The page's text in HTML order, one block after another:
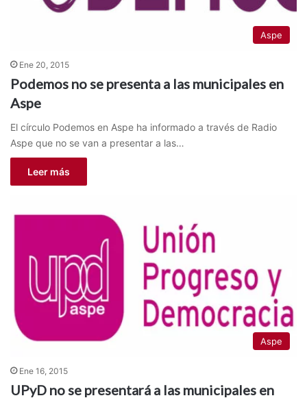
Aspe
Ene 20, 2015
Podemos no se presenta a las municipales en
Aspe
El círculo Podemos en Aspe ha informado a través de Radio
Aspe que no se van a presentar a las…
Leer más
Aspe
Ene 16, 2015
UPyD no se presentará a las municipales en